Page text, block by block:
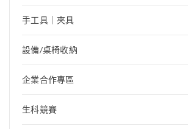
手工具｜夾具
設備/桌椅收納
企業合作專區
生科競賽